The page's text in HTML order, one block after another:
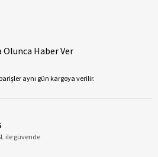
Haber Ver
aynı gün kargoya verilir.
ile güvende